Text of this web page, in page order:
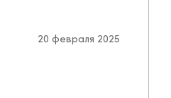
20 февраля 2025